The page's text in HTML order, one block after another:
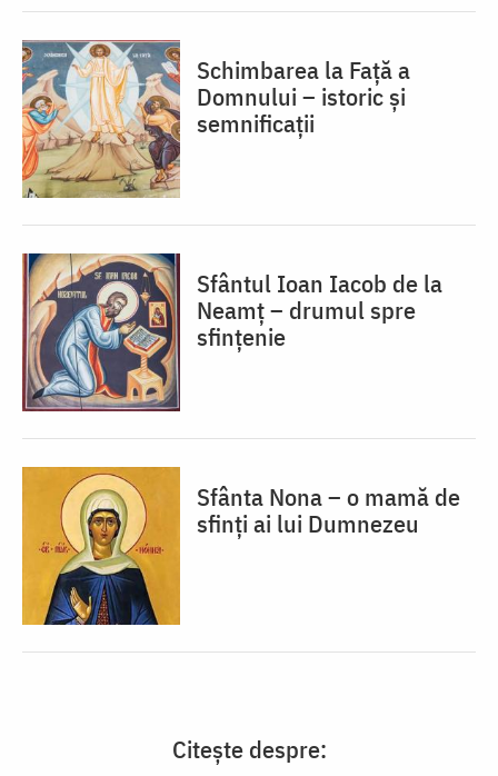
Schimbarea la Față a
Domnului – istoric și
semnificații
Sfântul Ioan Iacob de la
Neamț – drumul spre
sfințenie
Sfânta Nona – o mamă de
sfinți ai lui Dumnezeu
Citește despre: